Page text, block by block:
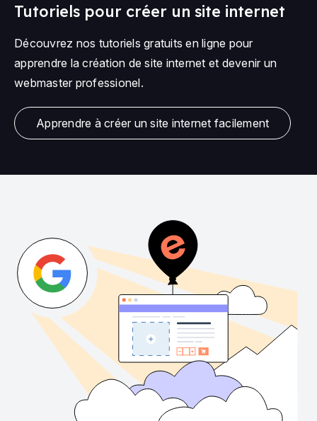
Tutoriels pour créer un site internet
Découvrez nos tutoriels gratuits en ligne pour
apprendre la création de site internet et devenir un
webmaster professionel.
Apprendre à créer un site internet facilement